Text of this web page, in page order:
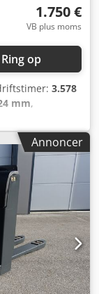
1.750 €
VB plus moms
Ring op
3.578
mm,
3.578 km,
Årgang:
Løftehøjde:
2020
Annoncer